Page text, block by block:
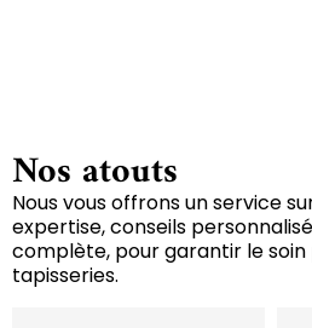
Nos atouts
Nous vous offrons un service
expertise, conseils
complète, pour garantir le
tapisseries.